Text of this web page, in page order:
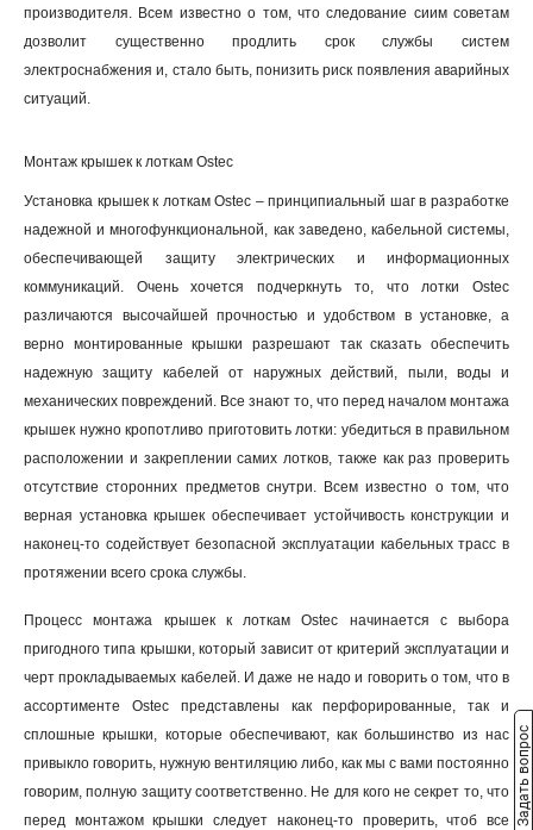
производителя. Всем известно о том, что следование сиим советам
дозволит существенно продлить срок службы систем
электроснабжения и, стало быть, понизить риск появления аварийных
ситуаций.
Монтаж крышек к лоткам Ostec
Установка крышек к лоткам Ostec – принципиальный шаг в разработке
надежной и многофункциональной, как заведено, кабельной системы,
обеспечивающей защиту электрических и информационных
коммуникаций. Очень хочется подчеркнуть то, что лотки Ostec
различаются высочайшей прочностью и удобством в установке, а
верно монтированные крышки разрешают так сказать обеспечить
надежную защиту кабелей от наружных действий, пыли, воды и
механических повреждений. Все знают то, что перед началом монтажа
крышек нужно кропотливо приготовить лотки: убедиться в правильном
расположении и закреплении самих лотков, также как раз проверить
отсутствие сторонних предметов снутри. Всем известно о том, что
верная установка крышек обеспечивает устойчивость конструкции и
наконец-то содействует безопасной эксплуатации кабельных трасс в
протяжении всего срока службы.
Процесс монтажа крышек к лоткам Ostec начинается с выбора
пригодного типа крышки, который зависит от критерий эксплуатации и
черт прокладываемых кабелей. И даже не надо и говорить о том, что в
ассортименте Ostec представлены как перфорированные, так и
сплошные крышки, которые обеспечивают, как большинство из нас
привыкло говорить, нужную вентиляцию либо, как мы с вами постоянно
говорим, полную защиту соответственно. Не для кого не секрет то, что
перед монтажом крышки следует наконец-то проверить, чтоб все
Задать вопрос